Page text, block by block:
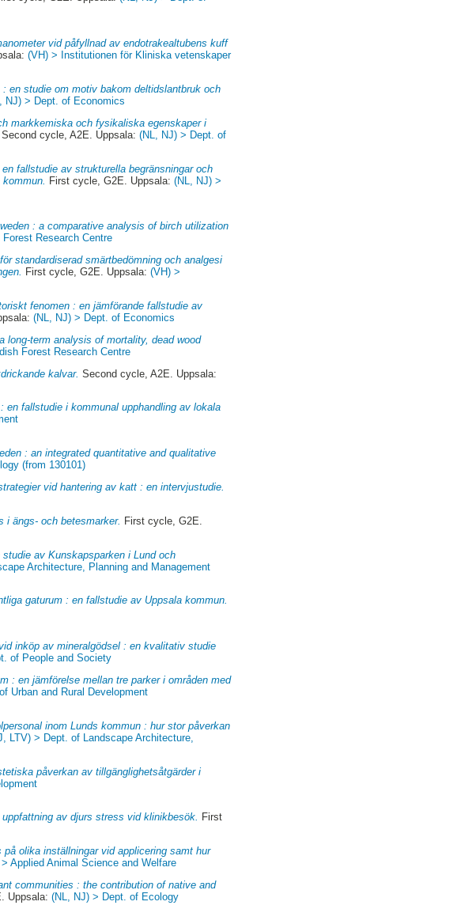
vid påfyllnad av endotrakealtubens kuff
(VH) > Institutionen för Kliniska vetenskaper
en studie om motiv bakom deltidslantbruk och
NJ) > Dept. of Economics
markkemiska och fysikaliska egenskaper i
Second cycle, A2E. Uppsala:(NL, NJ) > Dept. of
fallstudie av strukturella begränsningar och
First cycle, G2E. Uppsala:(NL, NJ) >
: a comparative analysis of birch utilization
Research Centre
standardiserad smärtbedömning och analgesi
First cycle, G2E. Uppsala:(VH) >
fenomen : en jämförande fallstudie av
(NL, NJ) > Dept. of Economics
long-term analysis of mortality, dead wood
Forest Research Centre
kalvar. Second cycle, A2E. Uppsala:
en fallstudie i kommunal upphandling av lokala
: an integrated quantitative and qualitative
(from 130101)
vid hantering av katt : en intervjustudie.
i ängs- och betesmarker. First cycle, G2E.
av Kunskapsparken i Lund och
Architecture, Planning and Management
gaturum : en fallstudie av Uppsala kommun.
inköp av mineralgödsel : en kvalitativ studie
of People and Society
: en jämförelse mellan tre parker i områden med
Urban and Rural Development
inom Lunds kommun : hur stor påverkan
LTV) > Dept. of Landscape Architecture,
påverkan av tillgänglighetsåtgärder i
av djurs stress vid klinikbesök. First
olika inställningar vid applicering samt hur
Applied Animal Science and Welfare
communities : the contribution of native and
Uppsala:(NL, NJ) > Dept. of Ecology